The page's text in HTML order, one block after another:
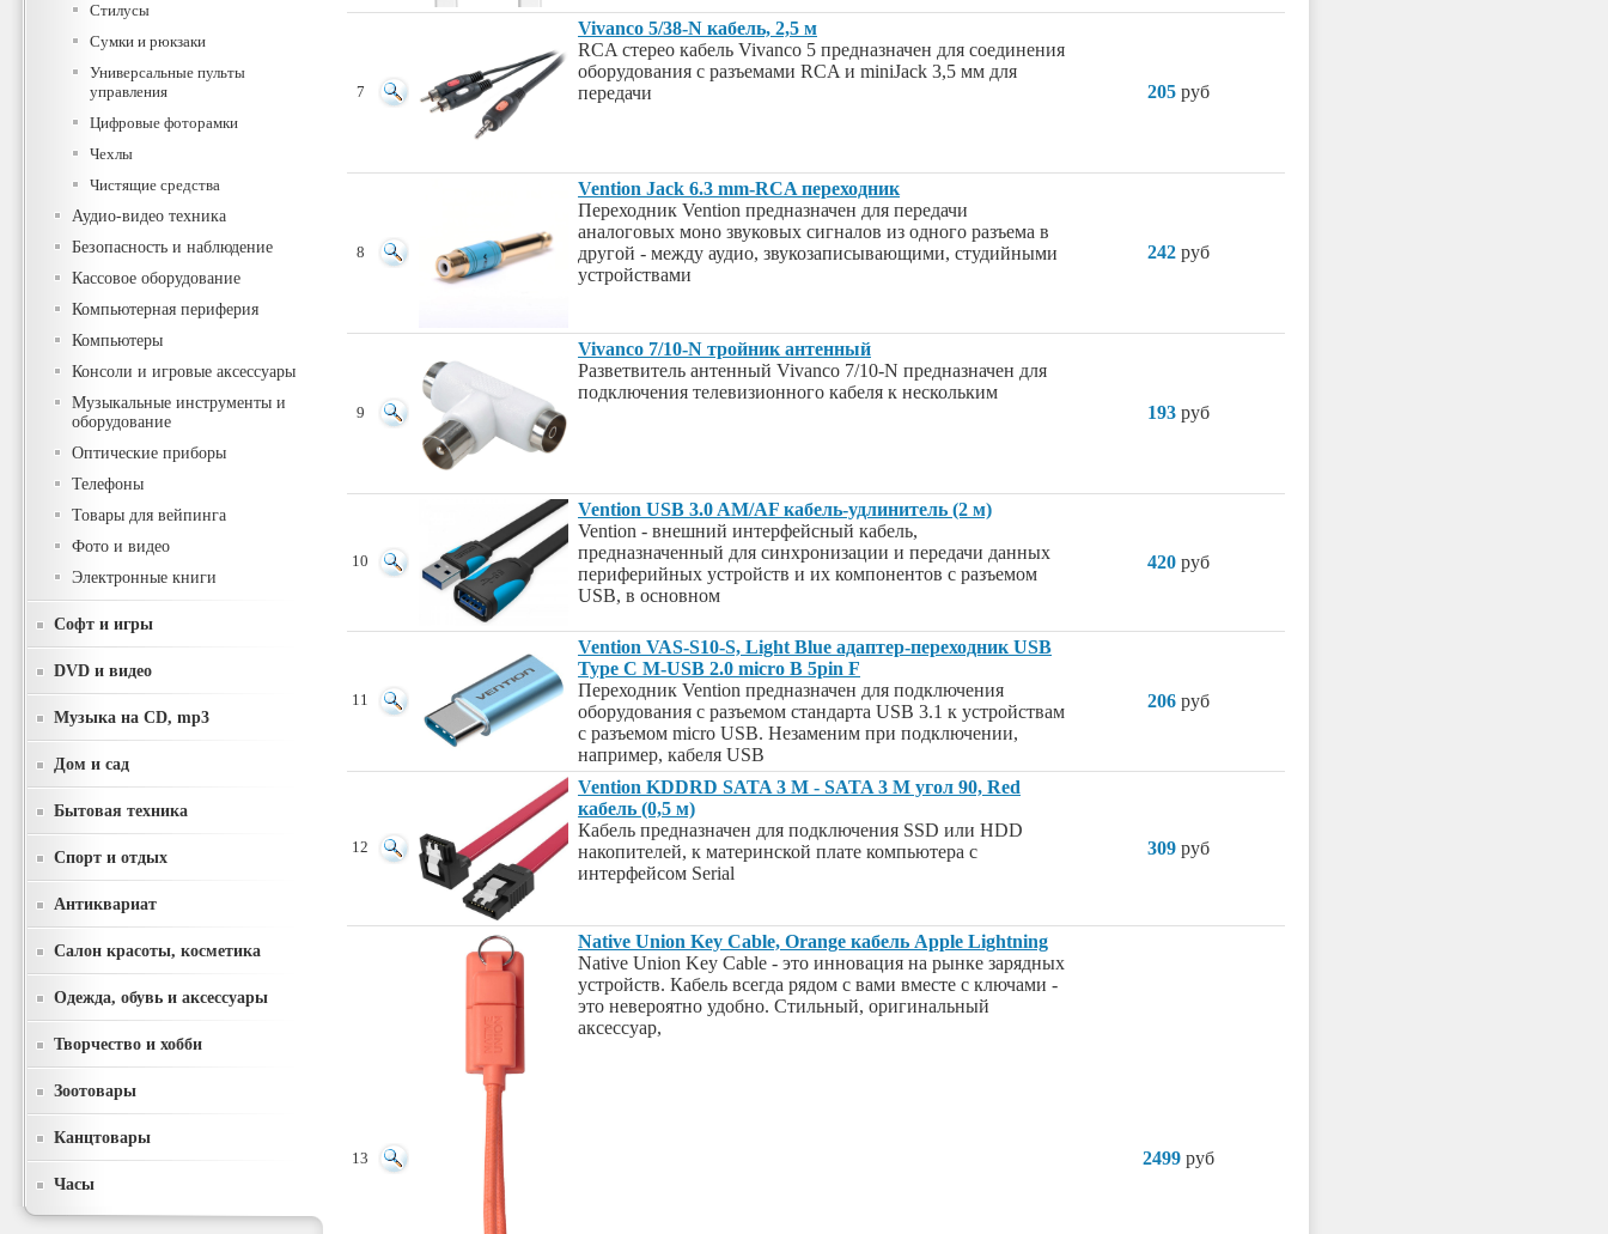
Стилусы
Сумки и рюкзаки
Универсальные пульты
управления
Цифровые фоторамки
Чехлы
Чистящие средства
Аудио-видео техника
Безопасность и наблюдение
Кассовое оборудование
Компьютерная периферия
Компьютеры
Консоли и игровые аксессуары
Музыкальные инструменты и
оборудование
Оптические приборы
Телефоны
Товары для вейпинга
Фото и видео
Электронные книги
Софт и игры
DVD и видео
Музыка на CD, mp3
Дом и сад
Бытовая техника
Спорт и отдых
Антиквариат
Салон красоты, косметика
Одежда, обувь и аксессуары
Творчество и хобби
Зоотовары
Канцтовары
Часы
7
Vivanco 5/38-N кабель, 2,5 м
RCA стерео кабель Vivanco 5 предназначен для соединения
оборудования с разъемами RCA и miniJack 3,5 мм для
передачи
205 руб
8
Vention Jack 6.3 mm-RCA переходник
Переходник Vention предназначен для передачи
аналоговых моно звуковых сигналов из одного разъема в
другой - между аудио, звукозаписывающими, студийными
устройствами
242 руб
9
Vivanco 7/10-N тройник антенный
Разветвитель антенный Vivanco 7/10-N предназначен для
подключения телевизионного кабеля к нескольким
193 руб
10
Vention USB 3.0 AM/AF кабель-удлинитель (2 м)
Vention - внешний интерфейсный кабель,
предназначенный для синхронизации и передачи данных
периферийных устройств и их компонентов с разъемом
USB, в основном
420 руб
11
Vention VAS-S10-S, Light Blue адаптер-переходник USB
Type C M-USB 2.0 micro B 5pin F
Переходник Vention предназначен для подключения
оборудования с разъемом стандарта USB 3.1 к устройствам
с разъемом micro USB. Незаменим при подключении,
например, кабеля USB
206 руб
12
Vention KDDRD SATA 3 M - SATA 3 M угол 90, Red
кабель (0,5 м)
Кабель предназначен для подключения SSD или HDD
накопителей, к материнской плате компьютера с
интерфейсом Serial
309 руб
13
Native Union Key Cable, Orange кабель Apple Lightning
Native Union Key Cable - это инновация на рынке зарядных
устройств. Кабель всегда рядом с вами вместе с ключами -
это невероятно удобно. Стильный, оригинальный
аксессуар,
2499 руб